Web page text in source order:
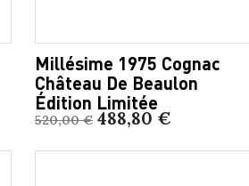
Millésime 1975 Cognac
Château De Beaulon
Édition Limitée
520,00 € 488,80 €